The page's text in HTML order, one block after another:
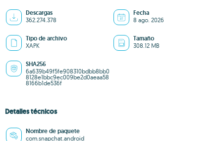
Descargas
362.274.378
Fecha
8 ago. 2026
Tipo de archivo
XAPK
Tamaño
308.12 MB
SHA256
6a639b49f5fe908310bdbb8bb0
8128e1bbc9ec009be2d0aeaa58
8166b1de536f
Detalles técnicos
Nombre de paquete
com.snapchat.android